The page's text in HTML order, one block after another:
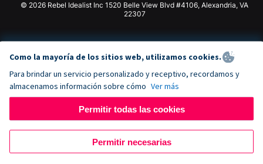
© 2026 Rebel Idealist Inc 1520 Belle View Blvd #4106, Alexandria, VA
22307
Como la mayoría de los sitios web, utilizamos cookies.
Para brindar un servicio personalizado y receptivo, recordamos y
almacenamos información sobre cómo Ver más
Permitir todas las cookies
Permitir necesarias